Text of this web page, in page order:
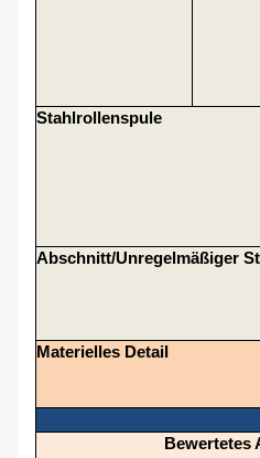
Stahlrollenspule
Abschnitt/unregelmäßiger
Materielles Detail
Bewertetes